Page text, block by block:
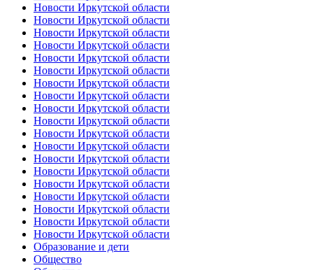
Новости Иркутской области
Новости Иркутской области
Новости Иркутской области
Новости Иркутской области
Новости Иркутской области
Новости Иркутской области
Новости Иркутской области
Новости Иркутской области
Новости Иркутской области
Новости Иркутской области
Новости Иркутской области
Новости Иркутской области
Новости Иркутской области
Новости Иркутской области
Новости Иркутской области
Новости Иркутской области
Новости Иркутской области
Новости Иркутской области
Новости Иркутской области
Образование и дети
Общество